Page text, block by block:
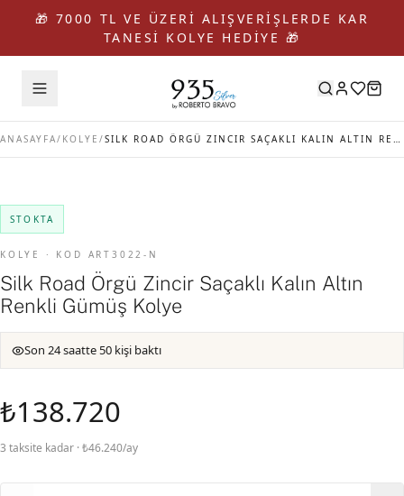
🎁 7000 TL VE ÜZERİ ALIŞVERİŞLERDE KAR
TANESİ KOLYE HEDİYE 🎁
ANASAYFA/ KOLYE / SILK ROAD ÖRGÜ ZINCIR SAÇAKLI KALIN ALTIN RENKLI GÜMÜŞ KOLYE
STOKTA
KOLYE · KOD ART3022-N
Silk Road Örgü Zincir Saçaklı Kalın Altın
Renkli Gümüş Kolye
Son 24 saatte 50 kişi baktı
₺138.720
3 taksite kadar · ₺46.240/ay